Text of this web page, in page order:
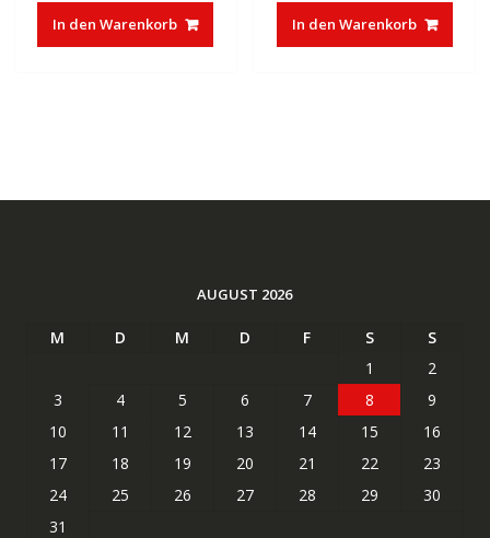
war:
€37,85
ist:
€23,27.
In den Warenkorb
war:
€37,85
ist:
€23,27.
In den Warenkorb
AUGUST 2026
M D M D F S
S
1
2
3
4 5 6 7 8
9
10
11 12 13 14 15
16
17
18 19 20 21 22
23
24
25 26 27 28 29
30
31